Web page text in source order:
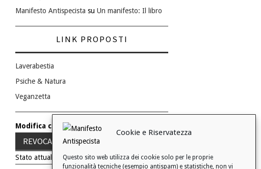
Cookie e Riservatezza
Questo sito web utilizza dei cookie solo per le proprie
funzionalità tecniche (esempio antispam) e statistiche, non vi
Manifesto Antispecista su Un manifesto: Il libro
LINK PROPOSTI
Laverabestia
Psiche & Natura
Veganzetta
Modifica consenso ai cookie
REVOCA IL TUO CONSENSO
Stato attuale: Negato